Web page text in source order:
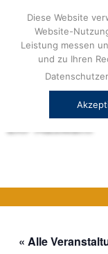
springen
« Alle
Diese Website
Website-
Leistung messen
und zu Ihren